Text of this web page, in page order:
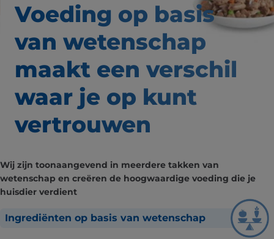
Voeding op basis
van wetenschap
maakt een verschil
waar je op kunt
vertrouwen
Wij zijn toonaangevend in meerdere takken van
wetenschap en creëren de hoogwaardige voeding die je
huisdier verdient
Ingrediënten op basis van wetenschap